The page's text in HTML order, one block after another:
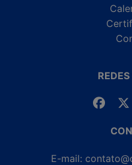
E-mail: